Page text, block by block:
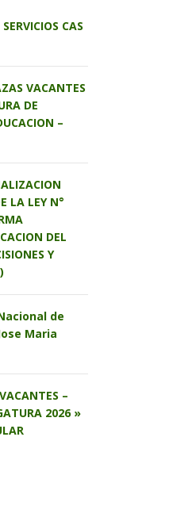
CAS
VACANTES
DE
–
LA LEY N°
DEL
Y
de
Maria
–
2026 »